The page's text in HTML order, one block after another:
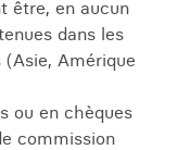
être, en aucun
dans les
Amérique
ou en chèques
commission